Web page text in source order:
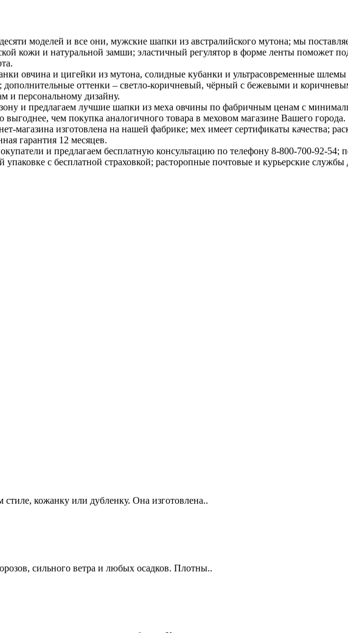
моделей и все они, мужские шапки из австралийского мутона; мы
кожи и натуральной замши; эластичный регулятор в форме ленты поможет
овчина и цигейки из мутона, солидные кубанки и ультрасовременные
оттенки – светло-коричневый, чёрный с бежевыми и
и персональному дизайну.
и предлагаем лучшие шапки из меха овчины по фабричным ценам с
выгоднее, чем покупка аналогичного товара в меховом магазине Вашего города.
магазина изготовлена на нашей фабрике; мех имеет сертификаты качества;
гарантия 12 месяцев.
и предлагаем бесплатную консультацию по телефону 8-800-700-92-
с бесплатной страховкой; расторопные почтовые и курьерские
кожанку или дубленку. Она изготовлена..
сильного ветра и любых осадков. Плотны..